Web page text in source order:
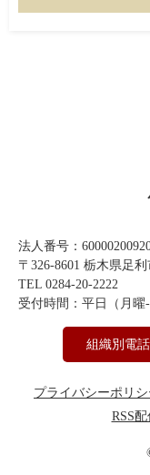
法人番号：
〒326-8601 栃木県足
TEL 0284-20-2222
受付時間：平日（月曜
組織別電
プライバシーポリ
RSS